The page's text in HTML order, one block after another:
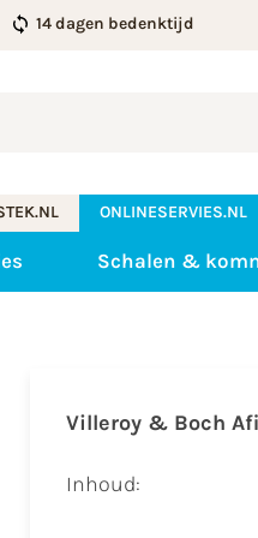
14 dagen bedenktijd
ONLINESERVIES.NL
Schalen &
Villeroy & Boch
Inhoud: